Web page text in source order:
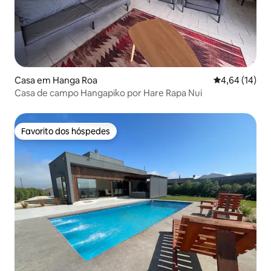
Casa em Hanga Roa Classificação
4,64 (14)
Casa de campo Hangapiko por Hare Rapa Nui
Favorito dos hóspedes
Favorito dos hóspedes